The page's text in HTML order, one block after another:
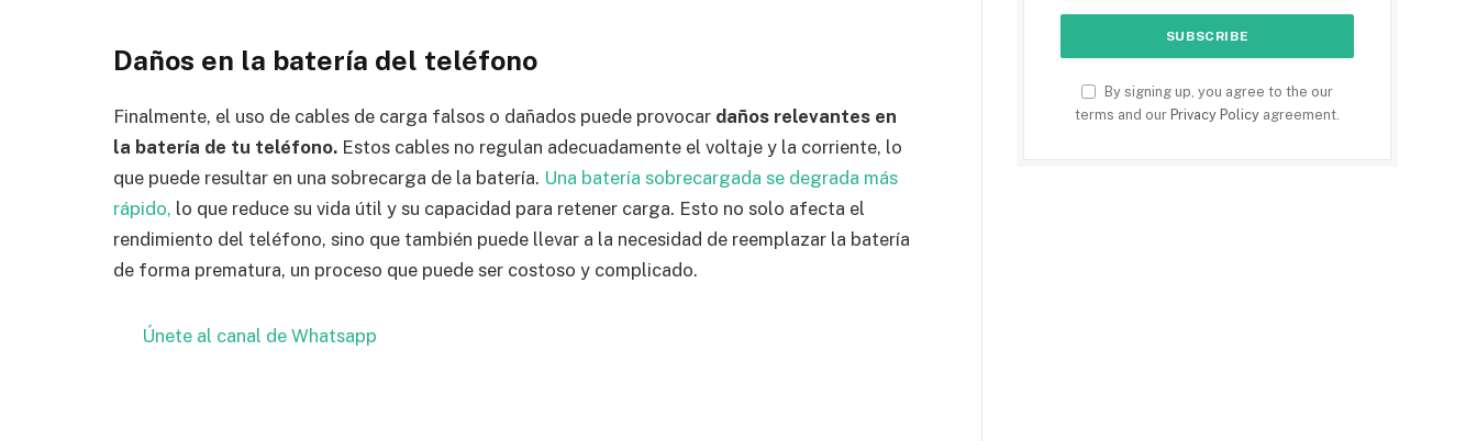
Daños en la batería del teléfono
Finalmente, el uso de cables de carga falsos o dañados puede provocar daños relevantes en
la batería de tu teléfono. Estos cables no regulan adecuadamente el voltaje y la corriente, lo
que puede resultar en una sobrecarga de la batería. Una batería sobrecargada se degrada más
rápido, lo que reduce su vida útil y su capacidad para retener carga. Esto no solo afecta el
rendimiento del teléfono, sino que también puede llevar a la necesidad de reemplazar la batería
de forma prematura, un proceso que puede ser costoso y complicado.
Únete al canal de Whatsapp
By signing up, you agree to the our
terms and our Privacy Policy agreement.